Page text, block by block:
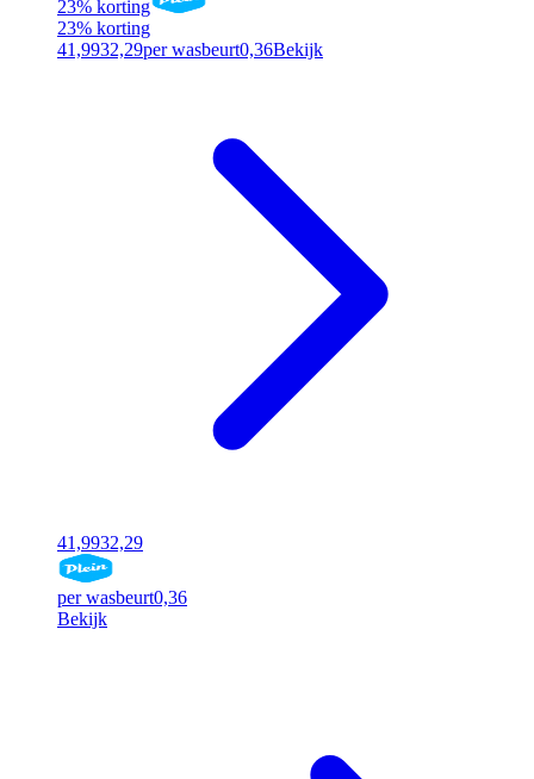
23% korting
23% korting
41,9932,29per wasbeurt0,36Bekijk
41,9932,29
per wasbeurt0,36
Bekijk